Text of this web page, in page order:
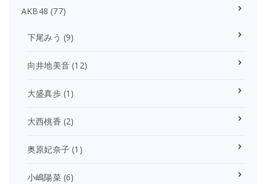
AKB48 (77)
下尾みう (9)
向井地美音 (12)
大盛真歩(1)
大西桃香 (2)
奥原妃奈子 (1)
小嶋陽菜(6)